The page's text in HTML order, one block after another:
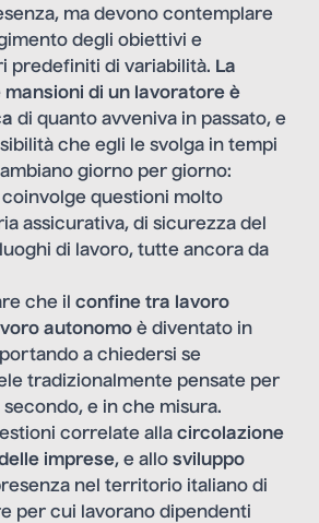
ma devono contemplare
degli obiettivi e
predefiniti di variabilità. La
di un lavoratore è
di quanto avveniva in passato, e
che egli le svolga in tempi
giorno per giorno:
questioni molto
assicurativa, di sicurezza del
di lavoro, tutte ancora da
che il confine tra lavoro
autonomo è diventato in
a chiedersi se
tradizionalmente pensate per
e in che misura.
correlate alla circolazione
imprese, e allo sviluppo
nel territorio italiano di
per cui lavorano dipendenti